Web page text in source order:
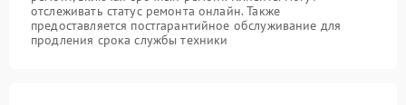
отслеживать статус ремонта онлайн. Также
предоставляется постгарантийное обслуживание для
продления срока службы техники